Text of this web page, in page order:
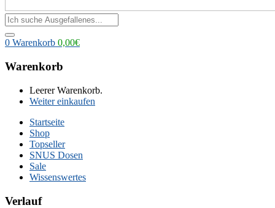
0 Warenkorb 0,00€
Warenkorb
Leerer Warenkorb.
Weiter einkaufen
Startseite
Shop
Topseller
SNUS Dosen
Sale
Wissenswertes
Verlauf